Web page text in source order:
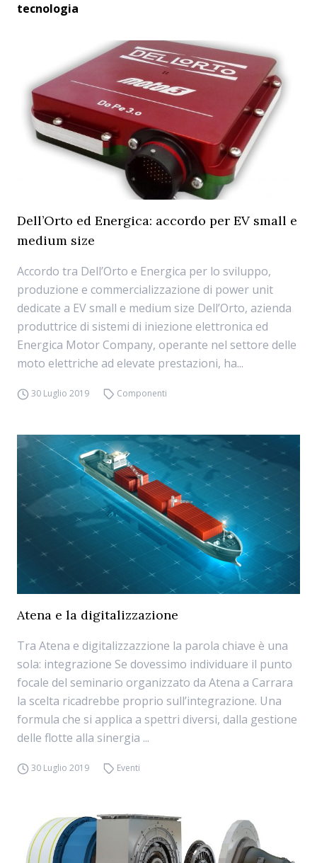
tecnologia
Dell’Orto ed Energica: accordo per EV small e
medium size
Accordo tra Dell’Orto e Energica per lo sviluppo,
produzione e commercializzazione di power unit
dedicate a EV small e medium size Dell’Orto, azienda
produttrice di sistemi di iniezione elettronica ed
Energica Motor Company, operante nel settore delle
moto elettriche ad elevate prestazioni, ha...
30 Luglio 2019 Componenti
Atena e la digitalizzazione
Tra Atena e digitalizzazzione la parola chiave è una
sola: integrazione Se dovessimo individuare il punto
focale del seminario organizzato da Atena a Carrara
la scelta ricadrebbe proprio sull’integrazione. Una
formula che si applica a spettri diversi, dalla gestione
delle flotte alla sinergia ...
30 Luglio 2019 Eventi